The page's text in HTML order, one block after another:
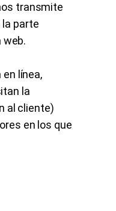
transmite
la parte
web.
línea,
la
al cliente)
en los que